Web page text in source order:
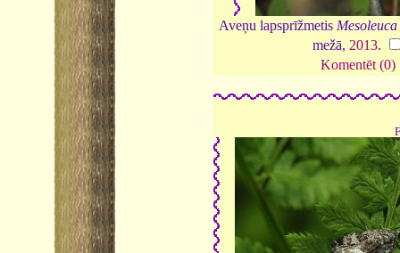
Aveņu lapsprīžmetis
mežā, 2013.
Komentēt (0)